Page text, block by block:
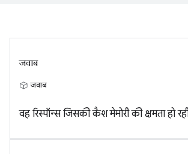
जवाब
जवाब
वह रिस्पॉन्स जिसकी कैश मेमोरी की क्षमता हो